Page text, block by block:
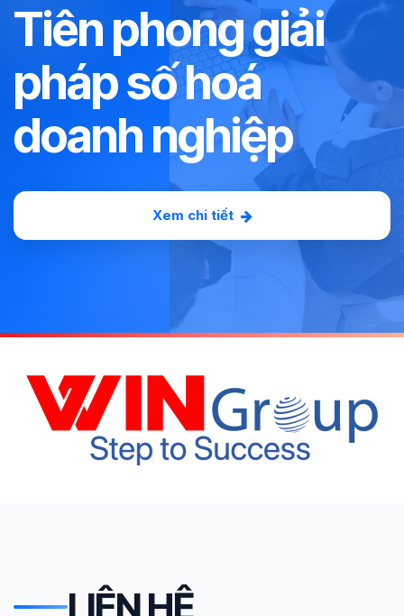
Tiên phong giải
pháp số hoá
doanh nghiệp
Xem chi tiết
LIÊN HỆ